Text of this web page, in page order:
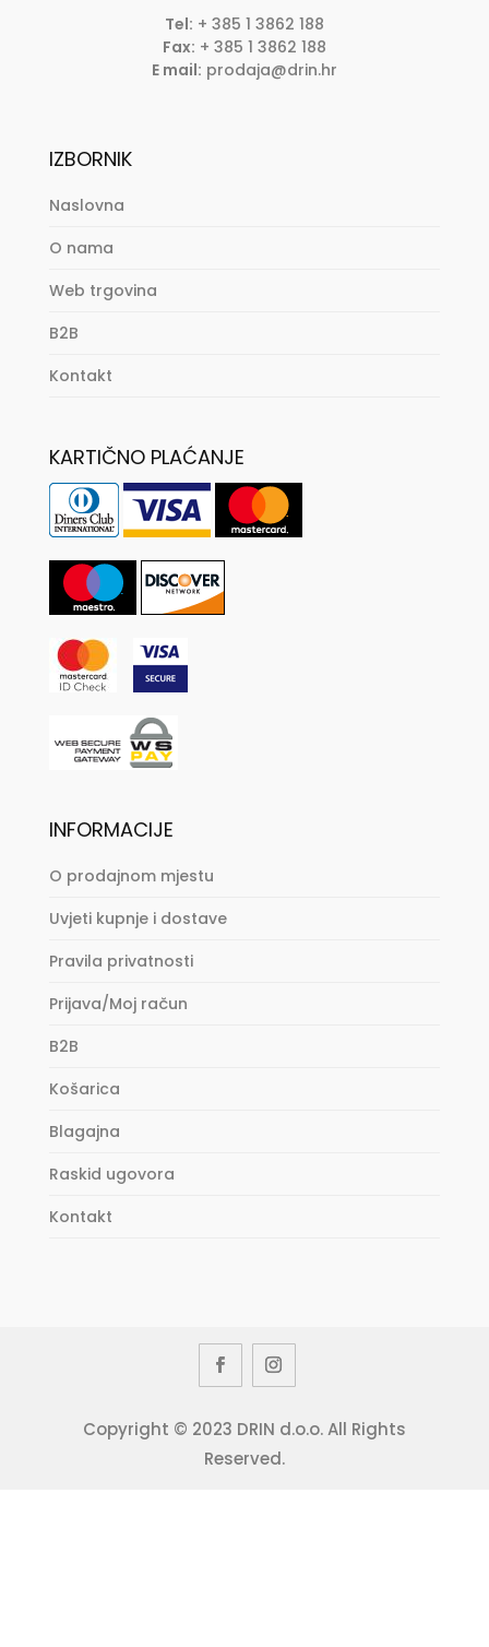
Tel: + 385 1 3862 188
Fax: + 385 1 3862 188
E mail: prodaja@drin.hr
IZBORNIK
Naslovna
O nama
Web trgovina
B2B
Kontakt
KARTIČNO PLAĆANJE
INFORMACIJE
O prodajnom mjestu
Uvjeti kupnje i dostave
Pravila privatnosti
Prijava/Moj račun
B2B
Košarica
Blagajna
Raskid ugovora
Kontakt
Copyright © 2023 DRIN d.o.o. All Rights
Reserved.